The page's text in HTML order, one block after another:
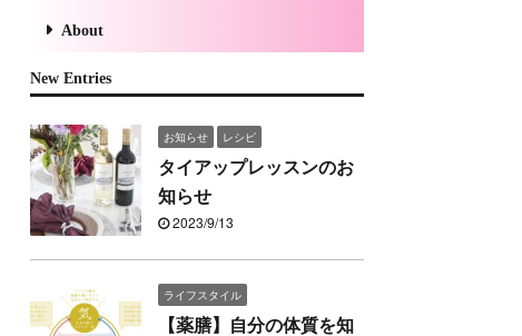
About
New Entries
お知らせ レシピ
タイアップレッスンのお
知らせ
2023/9/13
ライフスタイル
【薬膳】自分の体質を知